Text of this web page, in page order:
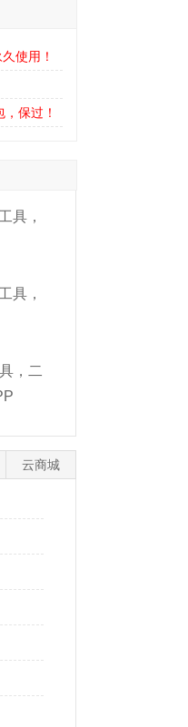
使用！
保过！
具，
具，
，二
云商城